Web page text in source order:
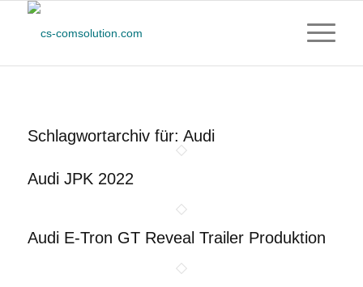
Schlagwortarchiv für: Audi
Audi JPK 2022
Audi E-Tron GT Reveal Trailer Produktion